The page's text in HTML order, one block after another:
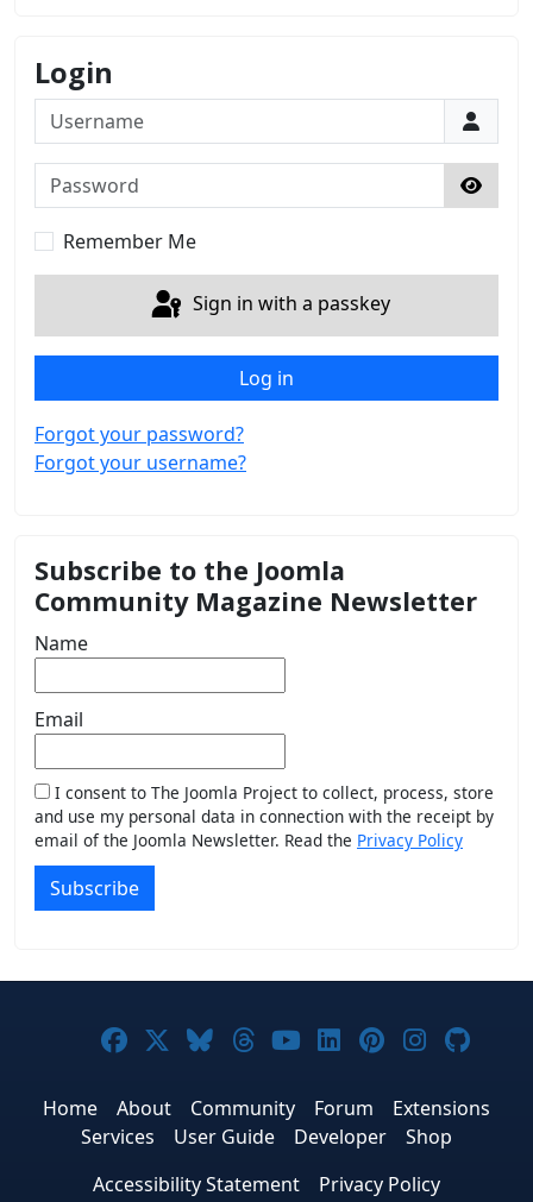
Login
Username
Password
Show
Remember Me
Sign in with a passkey
Log in
Forgot your password?
Forgot your username?
Subscribe to the Joomla
Community Magazine Newsletter
Name
Email
I consent to The Joomla Project to collect, process, store
and use my personal data in connection with the receipt by
email of the Joomla Newsletter. Read the Privacy Policy
Subscribe
Joomla! on Facebook
Joomla! on X
Joomla! on Bluesky
Joomla! on Threads
Joomla! on
Joomla! on
Joomla! on
Joomla!
Home About Community Forum
Extensions
Services
User Guide Developer
Shop
Accessibility Statement
Privacy Policy